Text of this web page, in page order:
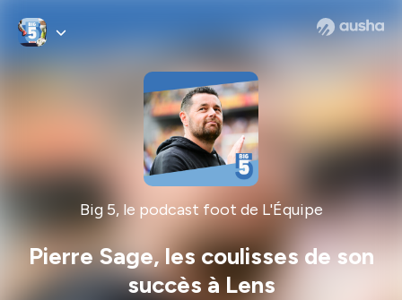
Big 5, le podcast foot de L'Équipe
Pierre Sage, les coulisses de son
succès à Lens